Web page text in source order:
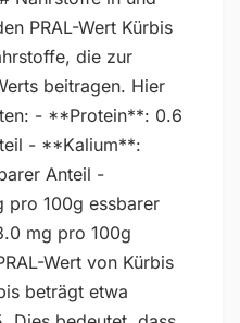
PRAL-Wert Kürbis
die zur
beitragen. Hier
- **Protein**: 0.6
- **Kalium**:
Anteil -
100g essbarer
mg pro 100g
Wert von Kürbis
beträgt etwa